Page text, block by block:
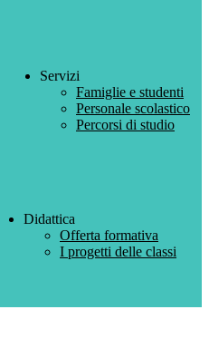
Servizi
Famiglie e studenti
Personale scolastico
Percorsi di studio
Didattica
Offerta formativa
I progetti delle classi